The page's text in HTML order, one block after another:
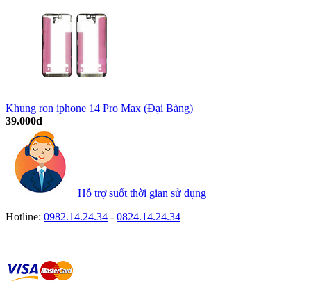
Khung ron iphone 14 Pro Max (Đại Bàng)
39.000đ
Hỗ trợ suốt thời gian sử dụng
Hotline: 0982.14.24.34 - 0824.14.24.34